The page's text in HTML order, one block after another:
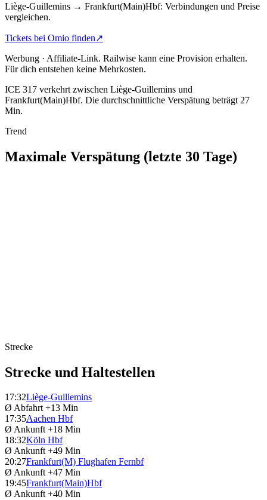
Liège-Guillemins → Frankfurt(Main)Hbf: Verbindungen und Preise
vergleichen.
Tickets bei Omio finden↗
Werbung · Affiliate-Link. Railwise kann eine Provision erhalten.
Für dich entstehen keine Mehrkosten.
ICE 317 verkehrt zwischen Liège-Guillemins und
Frankfurt(Main)Hbf. Die durchschnittliche Verspätung beträgt 27
Min.
Trend
Maximale Verspätung (letzte 30 Tage)
Strecke
Strecke und Haltestellen
17:32Liège-Guillemins
Ø Abfahrt +13 Min
17:35Aachen Hbf
Ø Ankunft +18 Min
18:32Köln Hbf
Ø Ankunft +49 Min
20:27Frankfurt(M) Flughafen Fernbf
Ø Ankunft +47 Min
19:45Frankfurt(Main)Hbf
Ø Ankunft +40 Min